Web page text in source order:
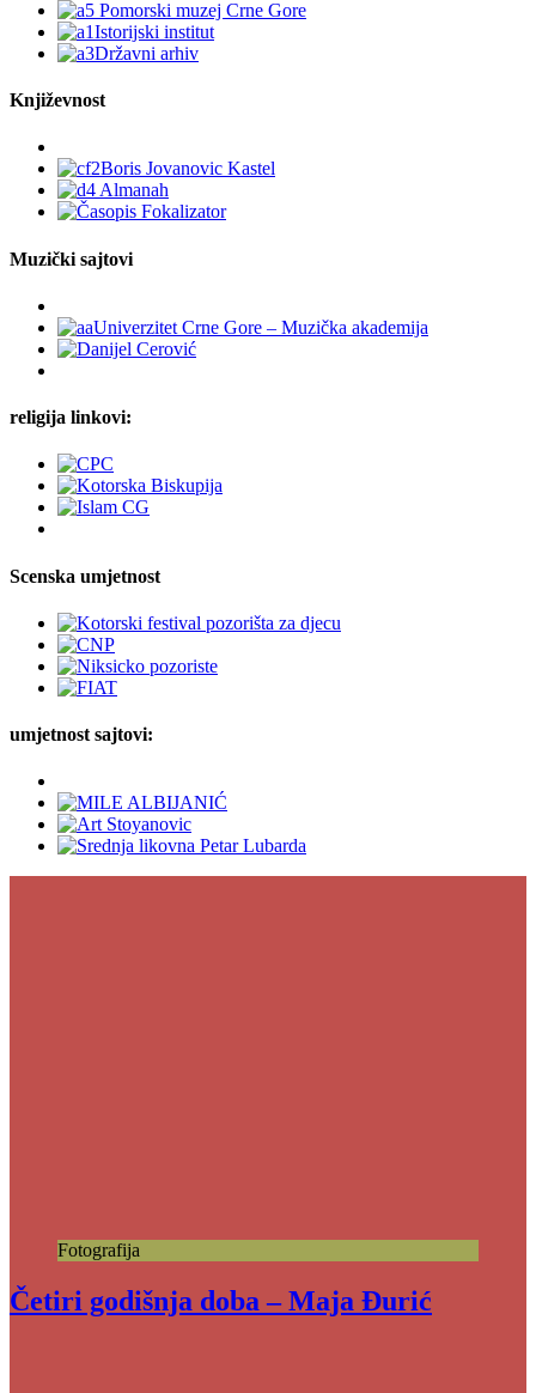
Književnost
Muzički sajtovi
religija linkovi:
Scenska umjetnost
umjetnost sajtovi:
Fotografija
Četiri godišnja doba – Maja Đurić